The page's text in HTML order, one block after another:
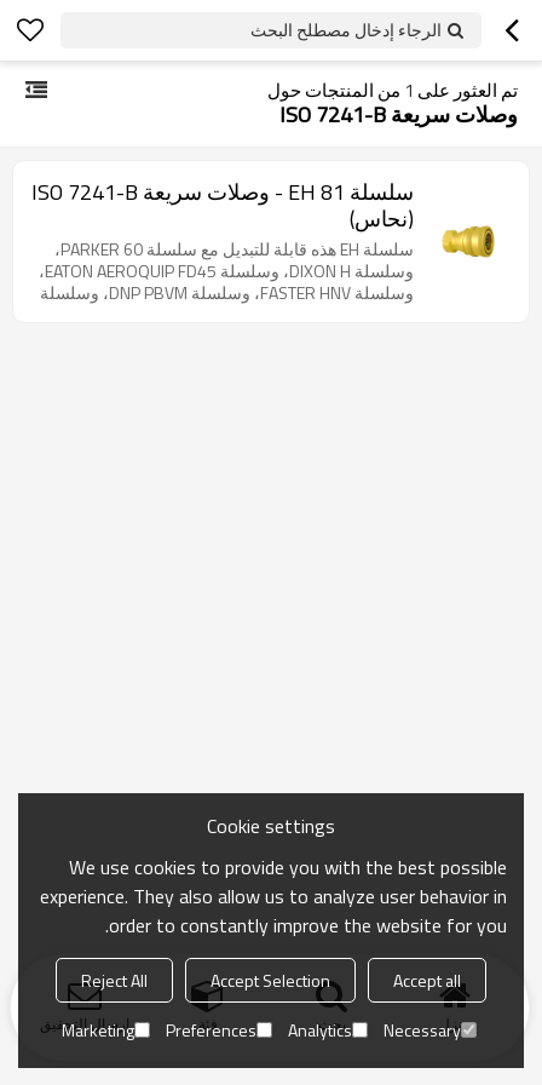
الرجاء إدخال مصطلح البحث
تم العثور على 1 من المنتجات حول
وصلات سريعة ISO 7241-B
سلسلة EH 81 - وصلات سريعة ISO 7241-B
(نحاس)
سلسلة EH هذه قابلة للتبديل مع سلسلة PARKER 60،
وسلسلة DIXON H، وسلسلة EATON AEROQUIP FD45،
وسلسلة FASTER HNV، وسلسلة DNP PBVM، وسلسلة
منزل بحث فئة ارسال التحقيق
Cookie settings
We use cookies to provide you with the best possible
experience. They also allow us to analyze user behavior in
order to constantly improve the website for you.
Accept all
Accept Selection
Reject All
Necessary
Analytics
Preferences
Marketing